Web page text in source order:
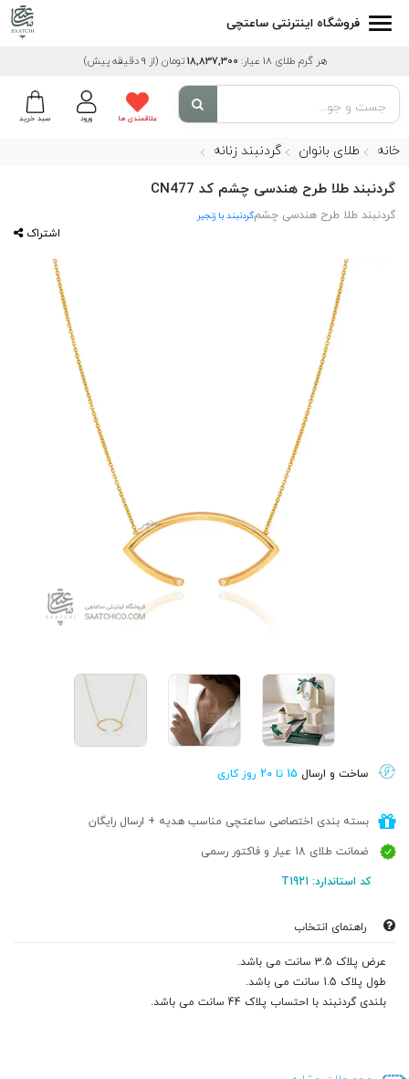
فروشگاه اینترنتی ساعتچی
هر گرم طلای 18 عیار: 18,837,300 تومان (از 9 دقیقه پیش)
سبد خرید ورود علاقمندی ها
خانه طلای بانوان گردنبند زنانه
گردنبند طلا طرح هندسی چشم کد CN477
گردنبند طلا طرح هندسی چشمگردنبند با زنجیر
اشتراک
ساخت و ارسال 15 تا 20 روز کاری
بسته بندی اختصاصی ساعتچی مناسب هدیه + ارسال رایگان
ضمانت طلای 18 عیار و فاکتور رسمی
کد استاندارد: T1921
راهنمای انتخاب
عرض پلاک 3.5 سانت می باشد.
طول پلاک 1.5 سانت می باشد.
بلندی گردنبند با احتساب پلاک 44 سانت می باشد.